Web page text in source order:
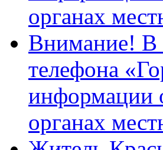
органах
Внимание! В
телефона
информации
органах